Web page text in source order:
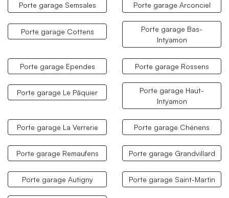
Porte garage Semsales Porte garage Arconciel
Porte garage Cottens
Porte garage Bas-
Intyamon
Porte garage Ependes Porte garage Rossens
Porte garage Le Pâquier
Porte garage Haut-
Intyamon
Porte garage La Verrerie Porte garage Chénens
Porte garage Remaufens Porte garage Grandvillard
Porte garage Autigny Porte garage Saint-Martin